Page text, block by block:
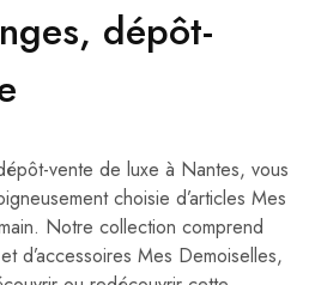
dépôt-
vente de luxe à Nantes, vous
choisie d’articles Mes
Notre collection comprend
d’accessoires Mes Demoiselles,